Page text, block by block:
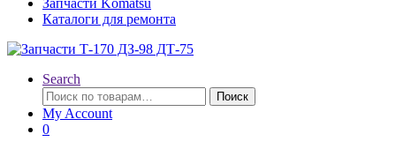
Запчасти Komatsu
Каталоги для ремонта
Search
Искать:
Поиск
My Account
0